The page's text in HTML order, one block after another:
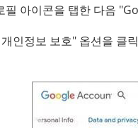
아이콘을 탭한 다음
인정보 보호" 옵션을 클